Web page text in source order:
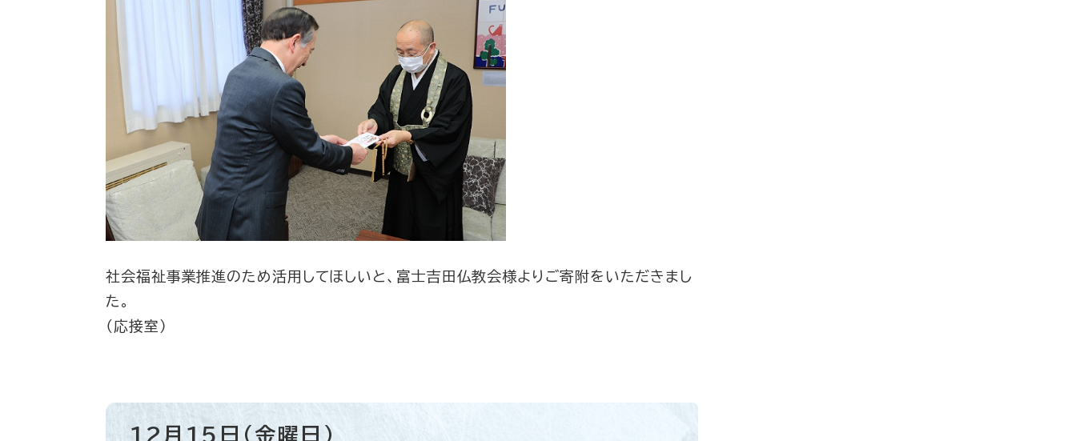
社会福祉事業推進のため活用してほしいと、富士吉田仏教会様よりご寄附をいただきまし
た。
（応接室）
12月15日（金曜日）